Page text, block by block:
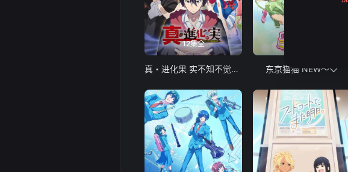
12集全
真・进化果 实不知不觉踏上胜利的人生 东京猫猫 NEW～♡